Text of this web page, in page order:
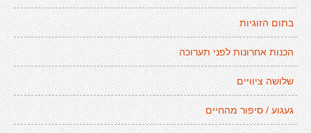
בתום הזוגיות
הכנות אחרונות לפני תערוכה
שלושה ציוויים
געגוע / סיפור מהחיים